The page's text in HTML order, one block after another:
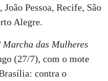
Pessoa, Recife, São
Alegre.
Marcha das Mulheres
(27/7), com o mote
contra o